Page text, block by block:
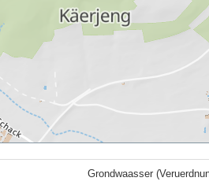
Grondwaasser